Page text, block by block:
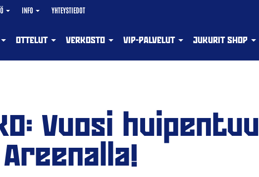
INFO YHTEYSTIEDOT
OTTELUT VERKOSTO VIP-PALVELUT JUKURIT SHOP
Vuosi huipentuu